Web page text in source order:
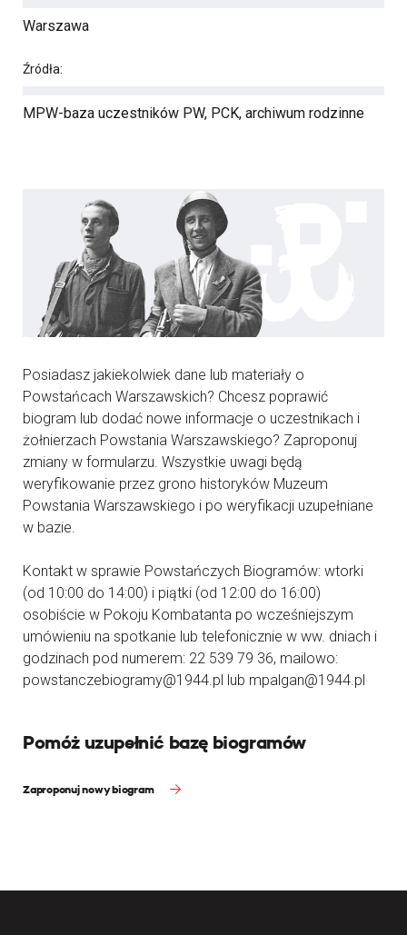
Warszawa
Źródła:
MPW-baza uczestników PW, PCK, archiwum rodzinne
Posiadasz jakiekolwiek dane lub materiały o
Powstańcach Warszawskich? Chcesz poprawić
biogram lub dodać nowe informacje o uczestnikach i
żołnierzach Powstania Warszawskiego? Zaproponuj
zmiany w formularzu. Wszystkie uwagi będą
weryfikowanie przez grono historyków Muzeum
Powstania Warszawskiego i po weryfikacji uzupełniane
w bazie.
Kontakt w sprawie Powstańczych Biogramów: wtorki
(od 10:00 do 14:00) i piątki (od 12:00 do 16:00)
osobiście w Pokoju Kombatanta po wcześniejszym
umówieniu na spotkanie lub telefonicznie w ww. dniach i
godzinach pod numerem: 22 539 79 36, mailowo:
powstanczebiogramy@1944.pl lub mpalgan@1944.pl
Pomóż uzupełnić bazę biogramów
Zaproponuj nowy biogram